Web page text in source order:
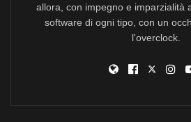
allora, con impegno e imparzialità
software di ogni tipo, con un
l'overclock.